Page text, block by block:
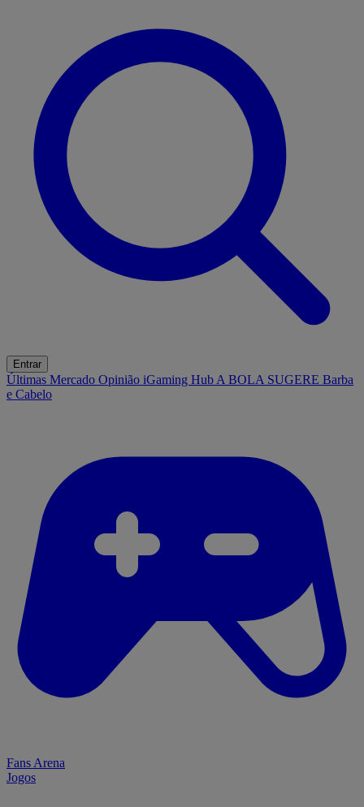
Entrar
Últimas Mercado Opinião iGaming Hub A BOLA SUGERE Barba
e Cabelo
Fans Arena
Jogos